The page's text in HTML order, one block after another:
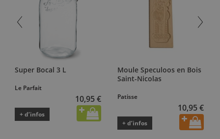
Super Bocal 3 L
Le Parfait
10,95 €
+ d’infos
Moule Speculoos en Bois
Saint-Nicolas
Patisse
10,95 €
+ d’infos